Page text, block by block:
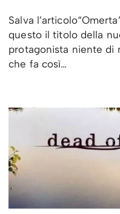
Salva
questo il titolo della
protagonista niente di
che fa così…